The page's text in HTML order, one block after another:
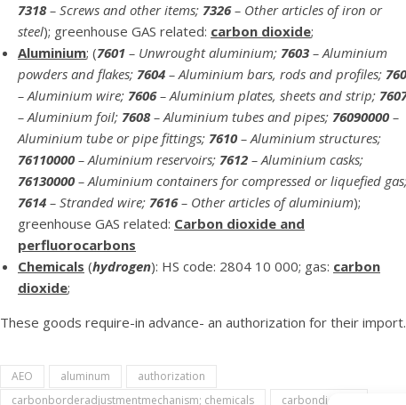
7318– Screws and other items; 7326– Other articles of iron or
steel); greenhouse GAS related: carbon dioxide;
Aluminium; (7601 – Unwrought aluminium; 7603 – Aluminium
powders and flakes; 7604 – Aluminium bars, rods and profiles;
– Aluminium wire; 7606– Aluminium plates, sheets and strip;
– Aluminium foil; 7608– Aluminium tubes and pipes; 76090000 –
Aluminium tube or pipe fittings; 7610 – Aluminium structures;
76110000 – Aluminium reservoirs; 7612 – Aluminium casks;
76130000 – Aluminium containers for compressed or liquefied
7614 – Stranded wire; 7616– Other articles of aluminium);
greenhouse GAS related: Carbon dioxide and
perfluorocarbons
Chemicals (hydrogen): HS code: 2804 10 000; gas: carbon
dioxide;
These goods require-in advance- an authorization for their import.
AEO aluminum
authorization
carbonborderadjustmentmechanism; chemicals
carbondioxide